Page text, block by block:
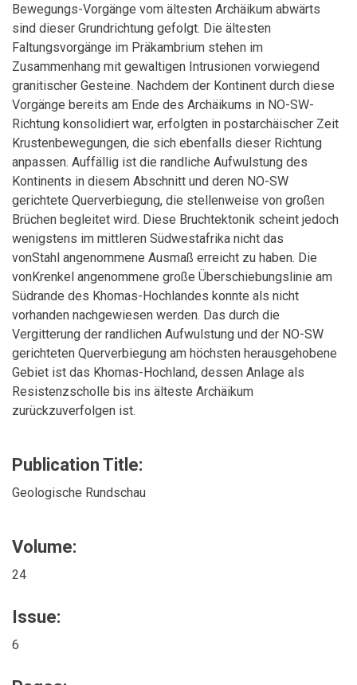
Bewegungs-Vorgänge vom ältesten Archäikum abwärts
sind dieser Grundrichtung gefolgt. Die ältesten
Faltungsvorgänge im Präkambrium stehen im
Zusammenhang mit gewaltigen Intrusionen vorwiegend
granitischer Gesteine. Nachdem der Kontinent durch diese
Vorgänge bereits am Ende des Archäikums in NO-SW-
Richtung konsolidiert war, erfolgten in postarchäischer Zeit
Krustenbewegungen, die sich ebenfalls dieser Richtung
anpassen. Auffällig ist die randliche Aufwulstung des
Kontinents in diesem Abschnitt und deren NO-SW
gerichtete Querverbiegung, die stellenweise von großen
Brüchen begleitet wird. Diese Bruchtektonik scheint jedoch
wenigstens im mittleren Südwestafrika nicht das
vonStahl angenommene Ausmaß erreicht zu haben. Die
vonKrenkel angenommene große Überschiebungslinie am
Südrande des Khomas-Hochlandes konnte als nicht
vorhanden nachgewiesen werden. Das durch die
Vergitterung der randlichen Aufwulstung und der NO-SW
gerichteten Querverbiegung am höchsten herausgehobene
Gebiet ist das Khomas-Hochland, dessen Anlage als
Resistenzscholle bis ins älteste Archäikum
zurückzuverfolgen ist.
Publication Title:
Geologische Rundschau
Volume:
24
Issue:
6